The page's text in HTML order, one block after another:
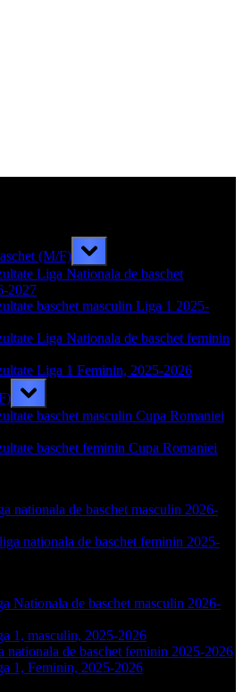
(M/F)
Toggle
sub-
menu
Liga Nationala de baschet
2027
baschet masculin Liga 1 2025-
Liga Nationala de baschet feminin
Liga 1 Feminin, 2025-2026
Toggle
sub-
menubaschet masculin Cupa Romaniei
baschet feminin Cupa Romaniei
nationala de baschet masculin 2026-
nationala de baschet feminin 2025-
Nationala de baschet masculin 2026-
1, masculin, 2025-2026
nationala de baschet feminin 2025-2026
1, Feminin, 2025-2026